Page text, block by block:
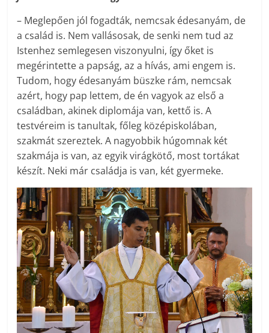
– Meglepően jól fogadták, nemcsak édesanyám, de
a család is. Nem vallásosak, de senki nem tud az
Istenhez semlegesen viszonyulni, így őket is
megérintette a papság, az a hívás, ami engem is.
Tudom, hogy édesanyám büszke rám, nemcsak
azért, hogy pap lettem, de én vagyok az első a
családban, akinek diplomája van, kettő is. A
testvéreim is tanultak, főleg középiskolában,
szakmát szereztek. A nagyobbik húgomnak két
szakmája is van, az egyik virágkötő, most tortákat
készít. Neki már családja is van, két gyermeke.